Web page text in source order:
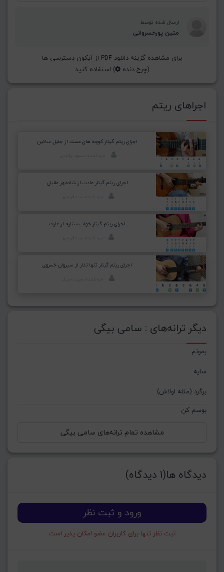
ارسال شده توسط
متین پورخسروانی
برای مشاهده گزینه دانلود PDF از آیکون دسترسی ها
(چرخ دنده ) استفاده کنید
اجراهای ریتم
اجرای ریتم گیتار کوچه های مست از جلیل سائین
اجرای ریتم گیتار عادت از شادمهر عقیلی
اجرای ریتم گیتار خواب ستاره از عارف
اجرای ریتم گیتار تنها نذار از سیروان خسروی
دیگر ترانه‌های : سامی بیگی
بمونم
سایه
برگرد (مثله اولاش)
بوسم کن
مشاهده تمام ترانه‌های سامی بیگی
دیدگاه ها(1 دیدگاه)
ورود و ثبت نظر
ثبت نظر تنها برای کاربران عضو امکان پذیر است